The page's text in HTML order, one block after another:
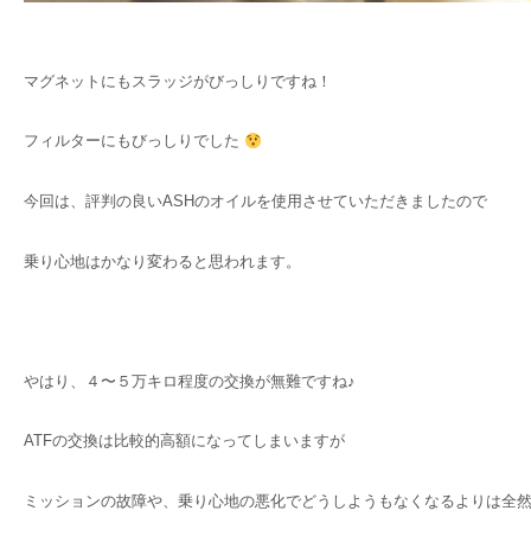
マグネットにもスラッジがびっしりですね！
フィルターにもびっしりでした
今回は、評判の良いASHのオイルを使用させていただきましたので
乗り心地はかなり変わると思われます。
やはり、４〜５万キロ程度の交換が無難ですね♪
ATFの交換は比較的高額になってしまいますが
ミッションの故障や、乗り心地の悪化でどうしようもなくなるよりは全